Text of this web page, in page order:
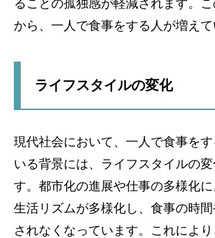
ることの孤独感が軽減されます。
から、一人で食事をする人が増えて
ライフスタイルの変化
現代社会において、一人で食事を
いる背景には、ライフスタイルの変
す。都市化の進展や仕事の多様化
生活リズムが多様化し、食事の時
されなくなっています。これによ